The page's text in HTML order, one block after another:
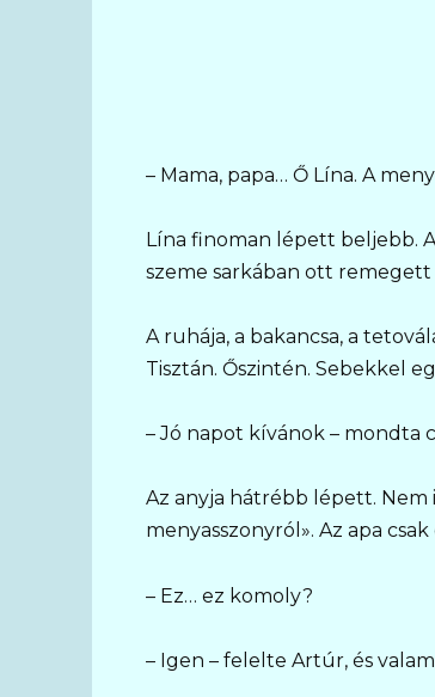
– Mama, papa… Ő Lína. A
Lína finoman lépett beljebb.
szeme sarkában ott
A ruhája, a bakancsa, a
Tisztán. Őszintén. Sebekkel
– Jó napot kívánok – mondta
Az anyja hátrébb lépett. Nem
menyasszonyról». Az apa
– Ez… ez komoly?
– Igen – felelte Artúr, és